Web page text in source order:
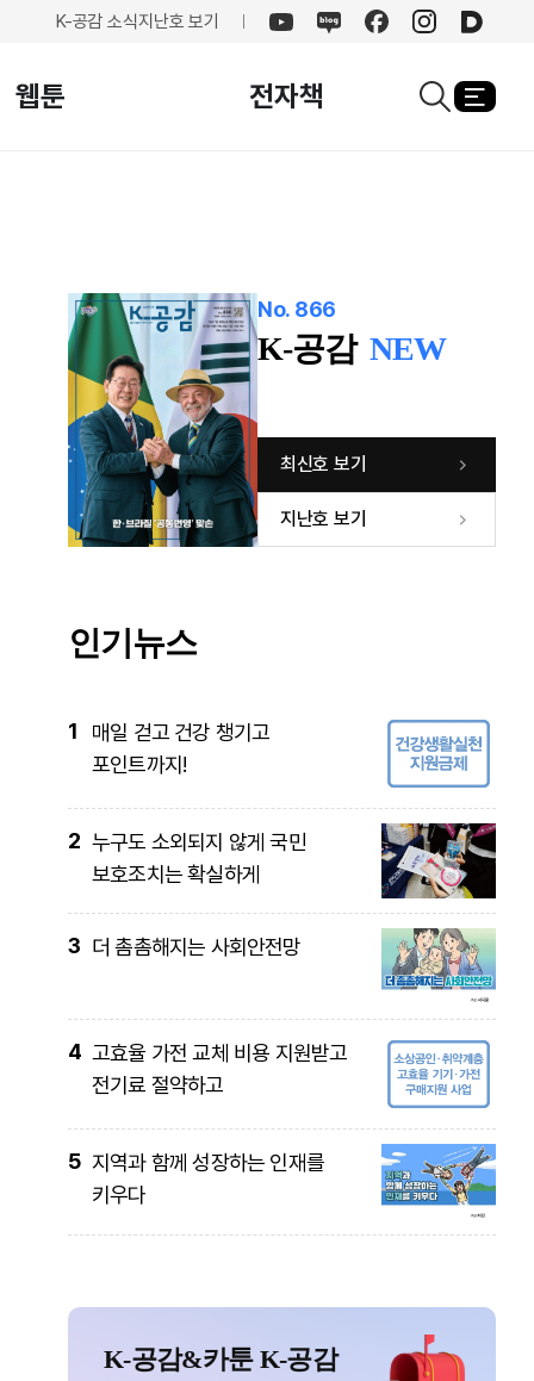
K-공감 소식지난호 보기
유튜브네이버페이스북인스타그램
카카오
웹툰 전자책 열기
No. 866
K-공감 NEW
최신호 보기
지난호 보기
인기뉴스
1
매일 걷고 건강 챙기고
포인트까지!
2 누구도 소외되지 않게 국민
보호조치는 확실하게
3 더 촘촘해지는 사회안전망
4 고효율 가전 교체 비용 지원받고
전기료 절약하고
5 지역과 함께 성장하는 인재를
키우다
K-공감&카툰 K-공감